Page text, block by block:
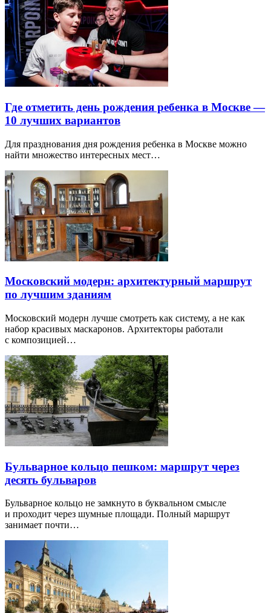
Где отметить день рождения ребенка в Москве —
10 лучших вариантов
Для празднования дня рождения ребенка в Москве можно
найти множество интересных мест…
Московский модерн: архитектурный маршрут
по лучшим зданиям
Московский модерн лучше смотреть как систему, а не как
набор красивых маскаронов. Архитекторы работали
с композицией…
Бульварное кольцо пешком: маршрут через
десять бульваров
Бульварное кольцо не замкнуто в буквальном смысле
и проходит через шумные площади. Полный маршрут
занимает почти…